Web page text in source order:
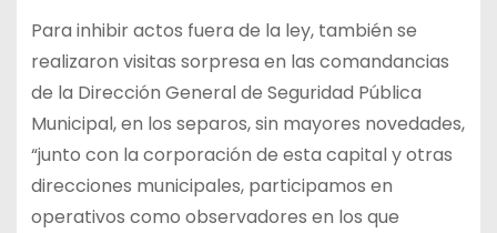
Para inhibir actos fuera de la ley, también se
realizaron visitas sorpresa en las comandancias
de la Dirección General de Seguridad Pública
Municipal, en los separos, sin mayores novedades,
“junto con la corporación de esta capital y otras
direcciones municipales, participamos en
operativos como observadores en los que